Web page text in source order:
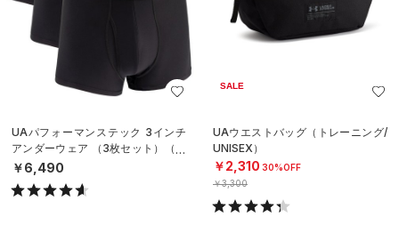
UAパフォーマンステック 3インチ
アンダーウェア （3枚セット）（ト
レーニング/MEN）
￥6,490
SALE
UAウエストバッグ（トレーニング/
UNISEX）
￥2,310 30%OFF
￥3,300